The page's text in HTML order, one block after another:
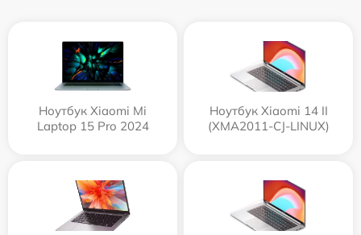
Ноутбук Xiaomi Mi
Laptop 15 Pro 2024
Ноутбук Xiaomi 14 II
(XMA2011-CJ-LINUX)